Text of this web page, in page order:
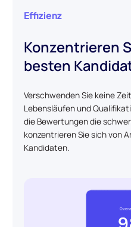
Effizienz
Konzentrieren
besten
Verschwenden Sie keine
Lebensläufen und
die Bewertungen die
konzentrieren Sie sich von
Kandidaten.